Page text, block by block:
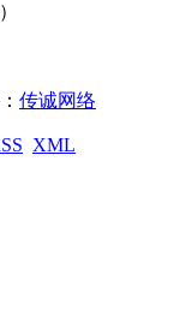
传诚网络
XML